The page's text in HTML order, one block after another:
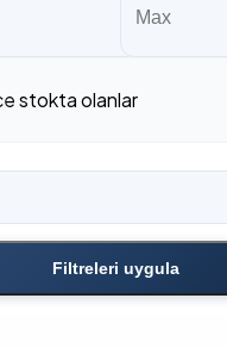
stokta olanlar
Filtreleri uygula